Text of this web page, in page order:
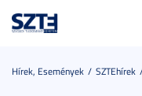
Hírek, Események SZTEhírek